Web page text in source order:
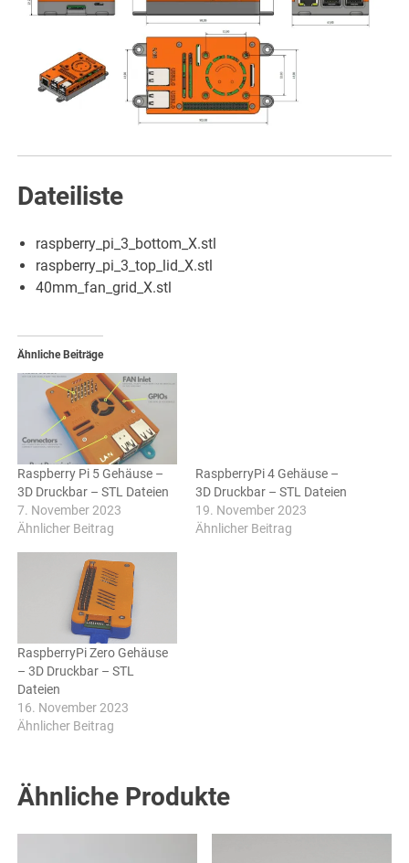
Dateiliste
raspberry_pi_3_bottom_X.stl
raspberry_pi_3_top_lid_X.stl
40mm_fan_grid_X.stl
Ähnliche Beiträge
Raspberry Pi 5 Gehäuse –
3D Druckbar – STL Dateien
7. November 2023
Ähnlicher Beitrag
RaspberryPi 4 Gehäuse –
3D Druckbar – STL Dateien
19. November 2023
Ähnlicher Beitrag
RaspberryPi Zero Gehäuse
– 3D Druckbar – STL
Dateien
16. November 2023
Ähnlicher Beitrag
Ähnliche Produkte